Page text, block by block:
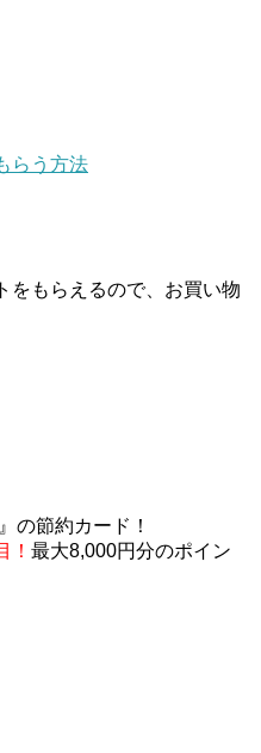
イで決済すると最大300ポイ
6/1
きる「えらべるギフト」がフ
トップで登場！WAON1%還
Pay追加時のナビダイヤル
デビットカードPoint＋で最大
クデビットとどっちが良い？
点字っている？デメリット3
らう方法
をもらえるので、お買い物
の節約カード！
！ 最大8,000円分のポイン